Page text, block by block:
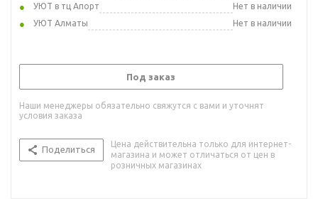
УЮТ в тц Апорт
Нет в наличии
УЮТ Алматы
Нет в наличии
Под заказ
Наши менеджеры обязательно свяжутся с вами и уточнят
условия заказа
Поделиться
Цена действительна только для интернет-
магазина и может отличаться от цен в
розничных магазинах